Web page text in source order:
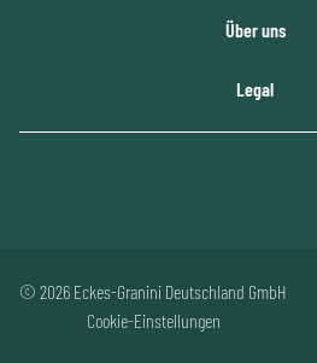
Über uns
Legal
© 2026 Eckes-Granini Deutschland GmbH
Cookie-Einstellungen